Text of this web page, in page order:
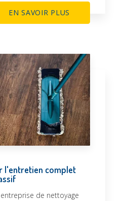
EN SAVOIR PLUS
l'entretien complet
de nettoyage